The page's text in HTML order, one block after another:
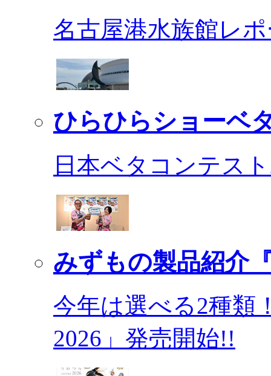
名古屋港水族館レ
ひらひらショーベ
日本ベタコンテス
みずもの製品紹介
今年は選べる2種類
2026」発売開始!!